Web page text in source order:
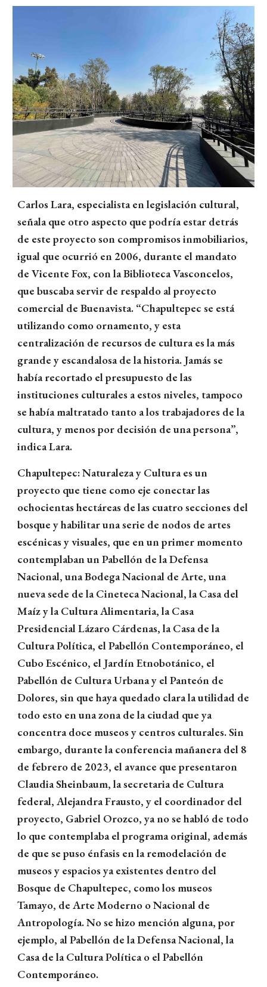
Carlos Lara, especialista en legislación cultural,
señala que otro aspecto que podría estar detrás
de este proyecto son compromisos inmobiliarios,
igual que ocurrió en 2006, durante el mandato
de Vicente Fox, con la Biblioteca Vasconcelos,
que buscaba servir de respaldo al proyecto
comercial de Buenavista. “Chapultepec se está
utilizando como ornamento, y esta
centralización de recursos de cultura es la más
grande y escandalosa de la historia. Jamás se
había recortado el presupuesto de las
instituciones culturales a estos niveles, tampoco
se había maltratado tanto a los trabajadores de la
cultura, y menos por decisión de una persona”,
indica Lara.
Chapultepec: Naturaleza y Cultura es un
proyecto que tiene como eje conectar las
ochocientas hectáreas de las cuatro secciones del
bosque y habilitar una serie de nodos de artes
escénicas y visuales, que en un primer momento
contemplaban un Pabellón de la Defensa
Nacional, una Bodega Nacional de Arte, una
nueva sede de la Cineteca Nacional, la Casa del
Maíz y la Cultura Alimentaria, la Casa
Presidencial Lázaro Cárdenas, la Casa de la
Cultura Política, el Pabellón Contemporáneo, el
Cubo Escénico, el Jardín Etnobotánico, el
Pabellón de Cultura Urbana y el Panteón de
Dolores, sin que haya quedado clara la utilidad de
todo esto en una zona de la ciudad que ya
concentra doce museos y centros culturales. Sin
embargo, durante la conferencia mañanera del 8
de febrero de 2023, el avance que presentaron
Claudia Sheinbaum, la secretaria de Cultura
federal, Alejandra Frausto, y el coordinador del
proyecto, Gabriel Orozco, ya no se habló de todo
lo que contemplaba el programa original, además
de que se puso énfasis en la remodelación de
museos y espacios ya existentes dentro del
Bosque de Chapultepec, como los museos
Tamayo, de Arte Moderno o Nacional de
Antropología. No se hizo mención alguna, por
ejemplo, al Pabellón de la Defensa Nacional, la
Casa de la Cultura Política o el Pabellón
Contemporáneo.